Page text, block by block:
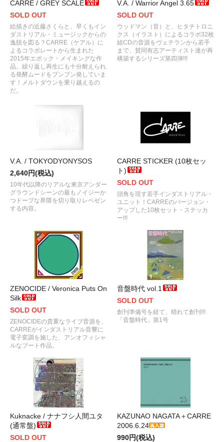
CARRE / GREY SCALE
SOLD OUT
絵描きの近藤さくらと、早くもイン
ダストリアル・ミュージックからの
逸脱を図る？CARRE（ケアル）に
よるコラボレートから生まれた
2015年エポック・メイキングな作
品。繰り返し再生にも十分耐えられ
る発酵ムードをプンプン発していま
す！メルトダウンを乗り越えるの
だ。
V.A. / Warrior Angel 3.65
SOLD OUT
ウッドマン（音）と、ヒタチトロニ
クス（イラスト）によるコラボ32枚
組CDの音源をヴェテランから若手
まで、賛同有志アーティスト達が再
構築するシリーズ第四弾!!!
V.A. / TOKYODYONYSOS
2,640円(税込)
10年代以降のリアルな東京アンダー
グラウンドシーンの最もノイジーか
つドープな界隈を切り取りレペゼン
する内容。
CARRE STICKER (10枚セッ
ト)
SOLD OUT
頭角を現す若手インダストリアル・
ユニット！CARREのバージョン・
アップした10枚セット・ステッカ
ー!!!
ZENOCIDE / Veronica Puts On
Silk
SOLD OUT
ZENOCIDEの貴重なライブ音源を、
CARREがインダストリアル音響に
電子変調を施した、アンオフィシャ
ルなブート作品。
音盤時代 vol.1
SOLD OUT
創刊準備号を経て、晴れて創刊!!!
「音盤時代」第1号
Kuknacke / ナナフシ人間ユタ
(通常盤)
SOLD OUT
KAZUNAO NAGATA＋CARRE
2006.6.24
990円(税込)